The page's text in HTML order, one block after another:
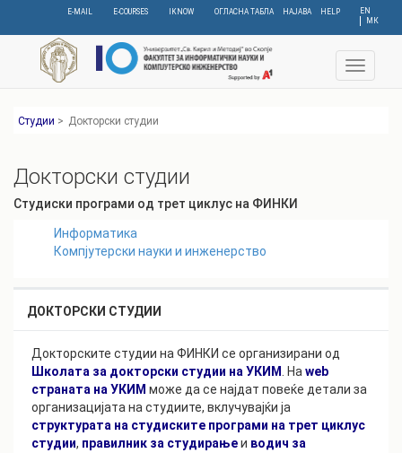
content
EN
МК
E-MAIL E-COURSES IKNOW ОГЛАСНА ТАБЛА НАЈАВА HELP
Toggle
Студии > Докторски студии
Докторски студии
Студиски програми од трет циклус на ФИНКИ
Информатика
Компјутерски науки и инженерство
ДОКТОРСКИ СТУДИИ
Докторските студии на ФИНКИ се организирани од
Школата за докторски студии на УКИМ
. На web
страната на УКИМ може да се најдат повеќе детали за
организацијата на студиите, вклучувајќи ja
структурата на студиските програми на трет циклус
студии, правилник за студирањеи водич за